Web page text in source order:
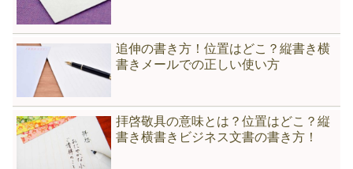
追伸の書き方！位置はどこ？縦書き横
書きメールでの正しい使い方
拝啓敬具の意味とは？位置はどこ？縦
書き横書きビジネス文書の書き方！